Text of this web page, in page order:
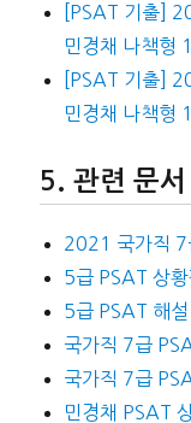
[PSAT 기출]
민경채 나책형
[PSAT 기출]
민경채 나책형
관련 문서
2021 국가직 7
5급 PSAT 상
5급 PSAT 해
국가직 7급
국가직 7급
민경채 PSAT